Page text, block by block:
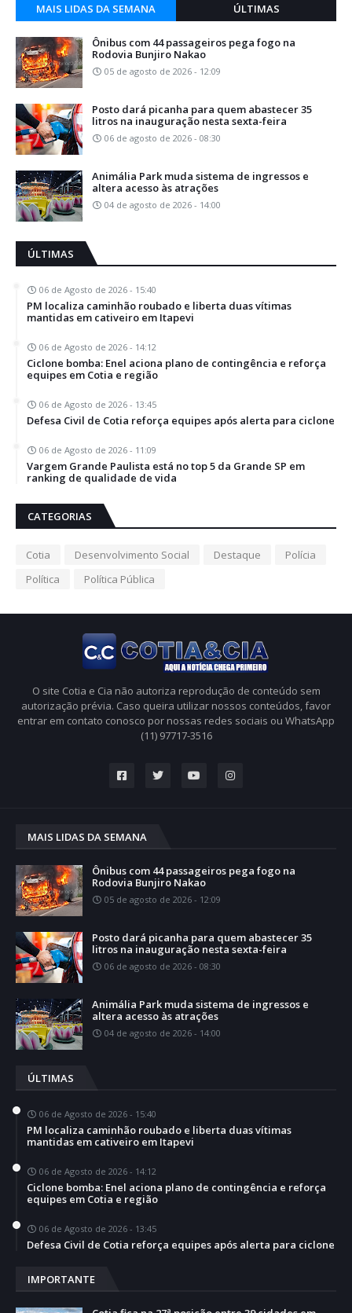
MAIS LIDAS DA SEMANA ÚLTIMAS
Ônibus com 44 passageiros pega fogo na
Rodovia Bunjiro Nakao
05 de agosto de 2026 - 12:09
Posto dará picanha para quem abastecer 35
litros na inauguração nesta sexta-feira
06 de agosto de 2026 - 08:30
Animália Park muda sistema de ingressos e
altera acesso às atrações
04 de agosto de 2026 - 14:00
ÚLTIMAS
06 de Agosto de 2026 - 15:40
PM localiza caminhão roubado e liberta duas vítimas
mantidas em cativeiro em Itapevi
06 de Agosto de 2026 - 14:12
Ciclone bomba: Enel aciona plano de contingência e reforça
equipes em Cotia e região
06 de Agosto de 2026 - 13:45
Defesa Civil de Cotia reforça equipes após alerta para ciclone
06 de Agosto de 2026 - 11:09
Vargem Grande Paulista está no top 5 da Grande SP em
ranking de qualidade de vida
CATEGORIAS
Cotia Desenvolvimento Social Destaque
Polícia
Política
Política Pública
O site Cotia e Cia não autoriza reprodução de conteúdo sem
autorização prévia. Caso queira utilizar nossos conteúdos, favor
entrar em contato conosco por nossas redes sociais ou WhatsApp
(11) 97717-3516
MAIS LIDAS DA SEMANA
Ônibus com 44 passageiros pega fogo na
Rodovia Bunjiro Nakao
05 de agosto de 2026 - 12:09
Posto dará picanha para quem abastecer 35
litros na inauguração nesta sexta-feira
06 de agosto de 2026 - 08:30
Animália Park muda sistema de ingressos e
altera acesso às atrações
04 de agosto de 2026 - 14:00
ÚLTIMAS
06 de Agosto de 2026 - 15:40
PM localiza caminhão roubado e liberta duas vítimas
mantidas em cativeiro em Itapevi
06 de Agosto de 2026 - 14:12
Ciclone bomba: Enel aciona plano de contingência e reforça
equipes em Cotia e região
06 de Agosto de 2026 - 13:45
Defesa Civil de Cotia reforça equipes após alerta para ciclone
IMPORTANTE